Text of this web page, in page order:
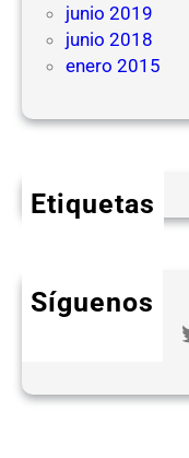
junio 2019
junio 2018
enero 2015
Etiquetas
Síguenos
Twitter